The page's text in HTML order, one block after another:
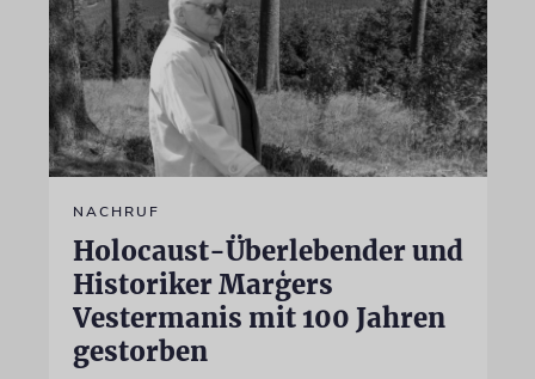
NACHRUF
Holocaust-Überlebender und
Historiker Marģers
Vestermanis mit 100 Jahren
gestorben